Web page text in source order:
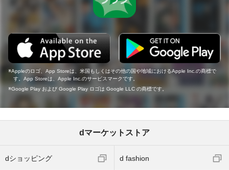
Appleのロゴ、App Storeは、米国もしくはその他の国や地域におけるApple Inc.の商標で
す。App Storeは、Apple Inc.のサービスマークです。
Google Play および Google Play ロゴは Google LLC の商標です。
dマーケットストア
dショッピング d fashion